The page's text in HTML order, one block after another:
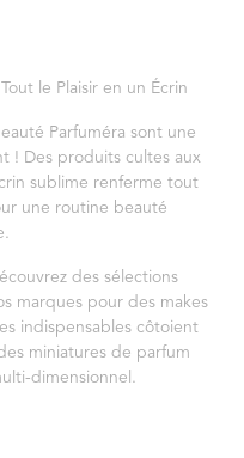
le Plaisir en un Écrin
Parfuméra sont une
! Des produits cultes aux
sublime renferme tout
une routine beauté
des sélections
marques pour des makes
indispensables côtoient
miniatures de parfum
dimensionnel.